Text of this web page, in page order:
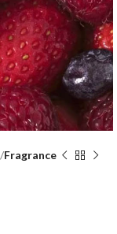
Fragrance